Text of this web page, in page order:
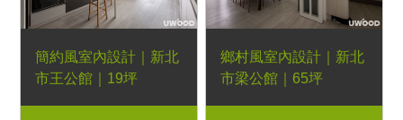
簡約風室內設計｜新北
市王公館｜19坪
3房2廳｜優渥系統櫃、
鄉村風室內設計｜新北
市梁公館｜65坪
透天厝｜優渥系統櫃、